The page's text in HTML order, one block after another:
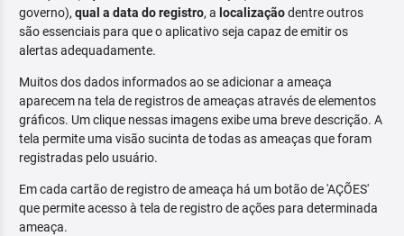
governo), qual a data do registro, a localizaçãodentre outros
são essenciais para que o aplicativo seja capaz de emitir os
alertas adequadamente.
Muitos dos dados informados ao se adicionar a ameaça
aparecem na tela de registros de ameaças através de elementos
gráficos. Um clique nessas imagens exibe uma breve descrição. A
tela permite uma visão sucinta de todas as ameaças que foram
registradas pelo usuário.
Em cada cartão de registro de ameaça há um botão de 'AÇÕES'
que permite acesso à tela de registro de ações para determinada
ameaça.